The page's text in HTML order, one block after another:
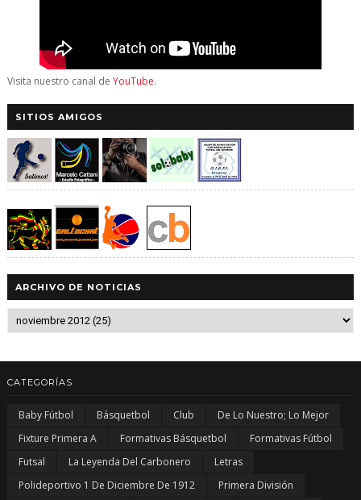
Visita nuestro canal de YouTube.
SITIOS AMIGOS
ARCHIVO DE NOTICIAS
CATEGORÍAS
Baby Fútbol Básquetbol Club
De Lo Nuestro; Lo Mejor
Fixture Primera A
Formativas Básquetbol
Formativas Fútbol
Futsal
La Leyenda Del Carbonero
Letras
Polideportivo 1 De Diciembre De 1912
Primera División